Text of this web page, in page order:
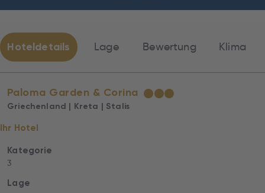
Hoteldetails Lage Bewertung Klima
Paloma Garden & Corina ★★★
Griechenland | Kreta | Stalis
Ihr Hotel
Kategorie
3
Lage